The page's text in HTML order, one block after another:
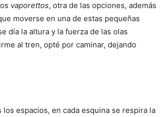
vaporettos, otra de las opciones, además
moverse en una de estas pequeñas
día la altura y la fuerza de las olas
al tren, opté por caminar, dejando
espacios, en cada esquina se respira la